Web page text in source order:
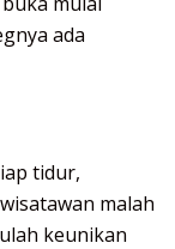
ada
tidur,
malah
keunikan